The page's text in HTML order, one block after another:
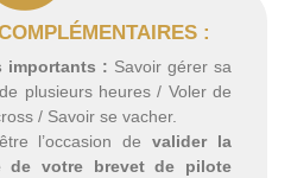
:
importants : Savoir gérer sa
plusieurs heures / Voler de
/ Savoir se vacher.
l’occasion devalider la
de votre brevet de pilote